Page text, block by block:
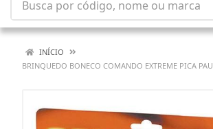
INÍCIO
BRINQUEDO BONECO COMANDO EXTREME PICA PAU